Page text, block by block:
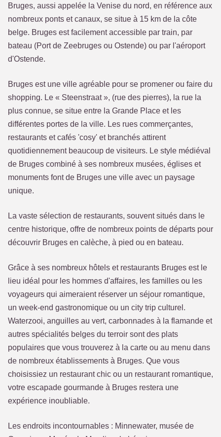
Bruges, aussi appelée la Venise du nord, en référence aux
nombreux ponts et canaux, se situe à 15 km de la côte
belge. Bruges est facilement accessible par train, par
bateau (Port de Zeebruges ou Ostende) ou par l'aéroport
d'Ostende.
Bruges est une ville agréable pour se promener ou faire du
shopping. Le « Steenstraat », (rue des pierres), la rue la
plus connue, se situe entre la Grande Place et les
différentes portes de la ville. Les rues commerçantes,
restaurants et cafés 'cosy' et branchés attirent
quotidiennement beaucoup de visiteurs. Le style médiéval
de Bruges combiné à ses nombreux musées, églises et
monuments font de Bruges une ville avec un paysage
unique.
La vaste sélection de restaurants, souvent situés dans le
centre historique, offre de nombreux points de départs pour
découvrir Bruges en calèche, à pied ou en bateau.
Grâce à ses nombreux hôtels et restaurants Bruges est le
lieu idéal pour les hommes d'affaires, les familles ou les
voyageurs qui aimeraient réserver un séjour romantique,
un week-end gastronomique ou un city trip culturel.
Waterzooi, anguilles au vert, carbonnades à la flamande et
autres spécialités belges du terroir sont des plats
populaires que vous trouverez à la carte ou au menu dans
de nombreux établissements à Bruges. Que vous
choisissiez un restaurant chic ou un restaurant romantique,
votre escapade gourmande à Bruges restera une
expérience inoubliable.
Les endroits incontournables : Minnewater, musée de